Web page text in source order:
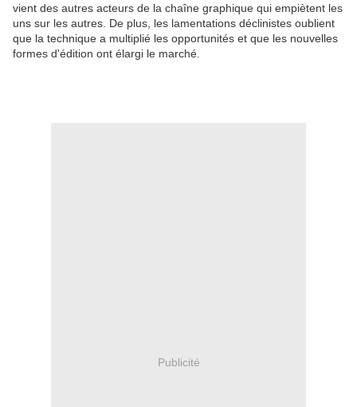
vient des autres acteurs de la chaîne graphique qui empiètent les
uns sur les autres. De plus, les lamentations déclinistes oublient
que la technique a multiplié les opportunités et que les nouvelles
formes d'édition ont élargi le marché.
Publicité